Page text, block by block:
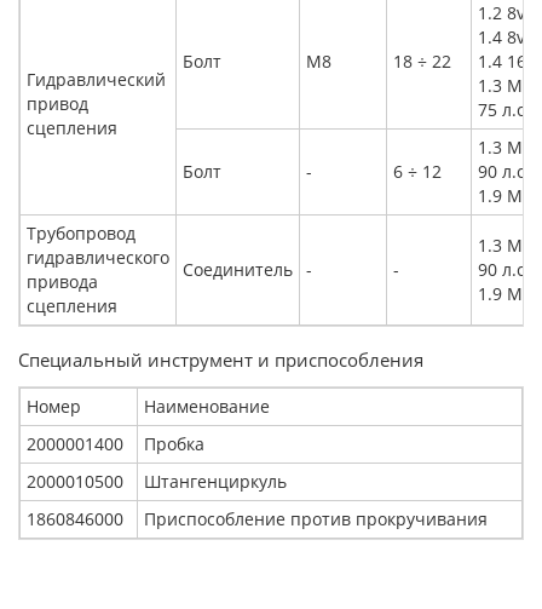
Гидравлический
привод
сцепления
Болт M8 18 ÷ 22
1.2 8v
1.4 8v
1.4 16v
1.3
75 л.с.
Болт - 6 ÷ 12
1.3
90 л.с.
1.9
Трубопровод
гидравлического
привода
сцепления
Соединитель - -
1.3
90 л.с.
1.9
Специальный инструмент и приспособления
Номер
Наименование
2000001400
Пробка
2000010500
Штангенциркуль
1860846000
Приспособление против прокручивания